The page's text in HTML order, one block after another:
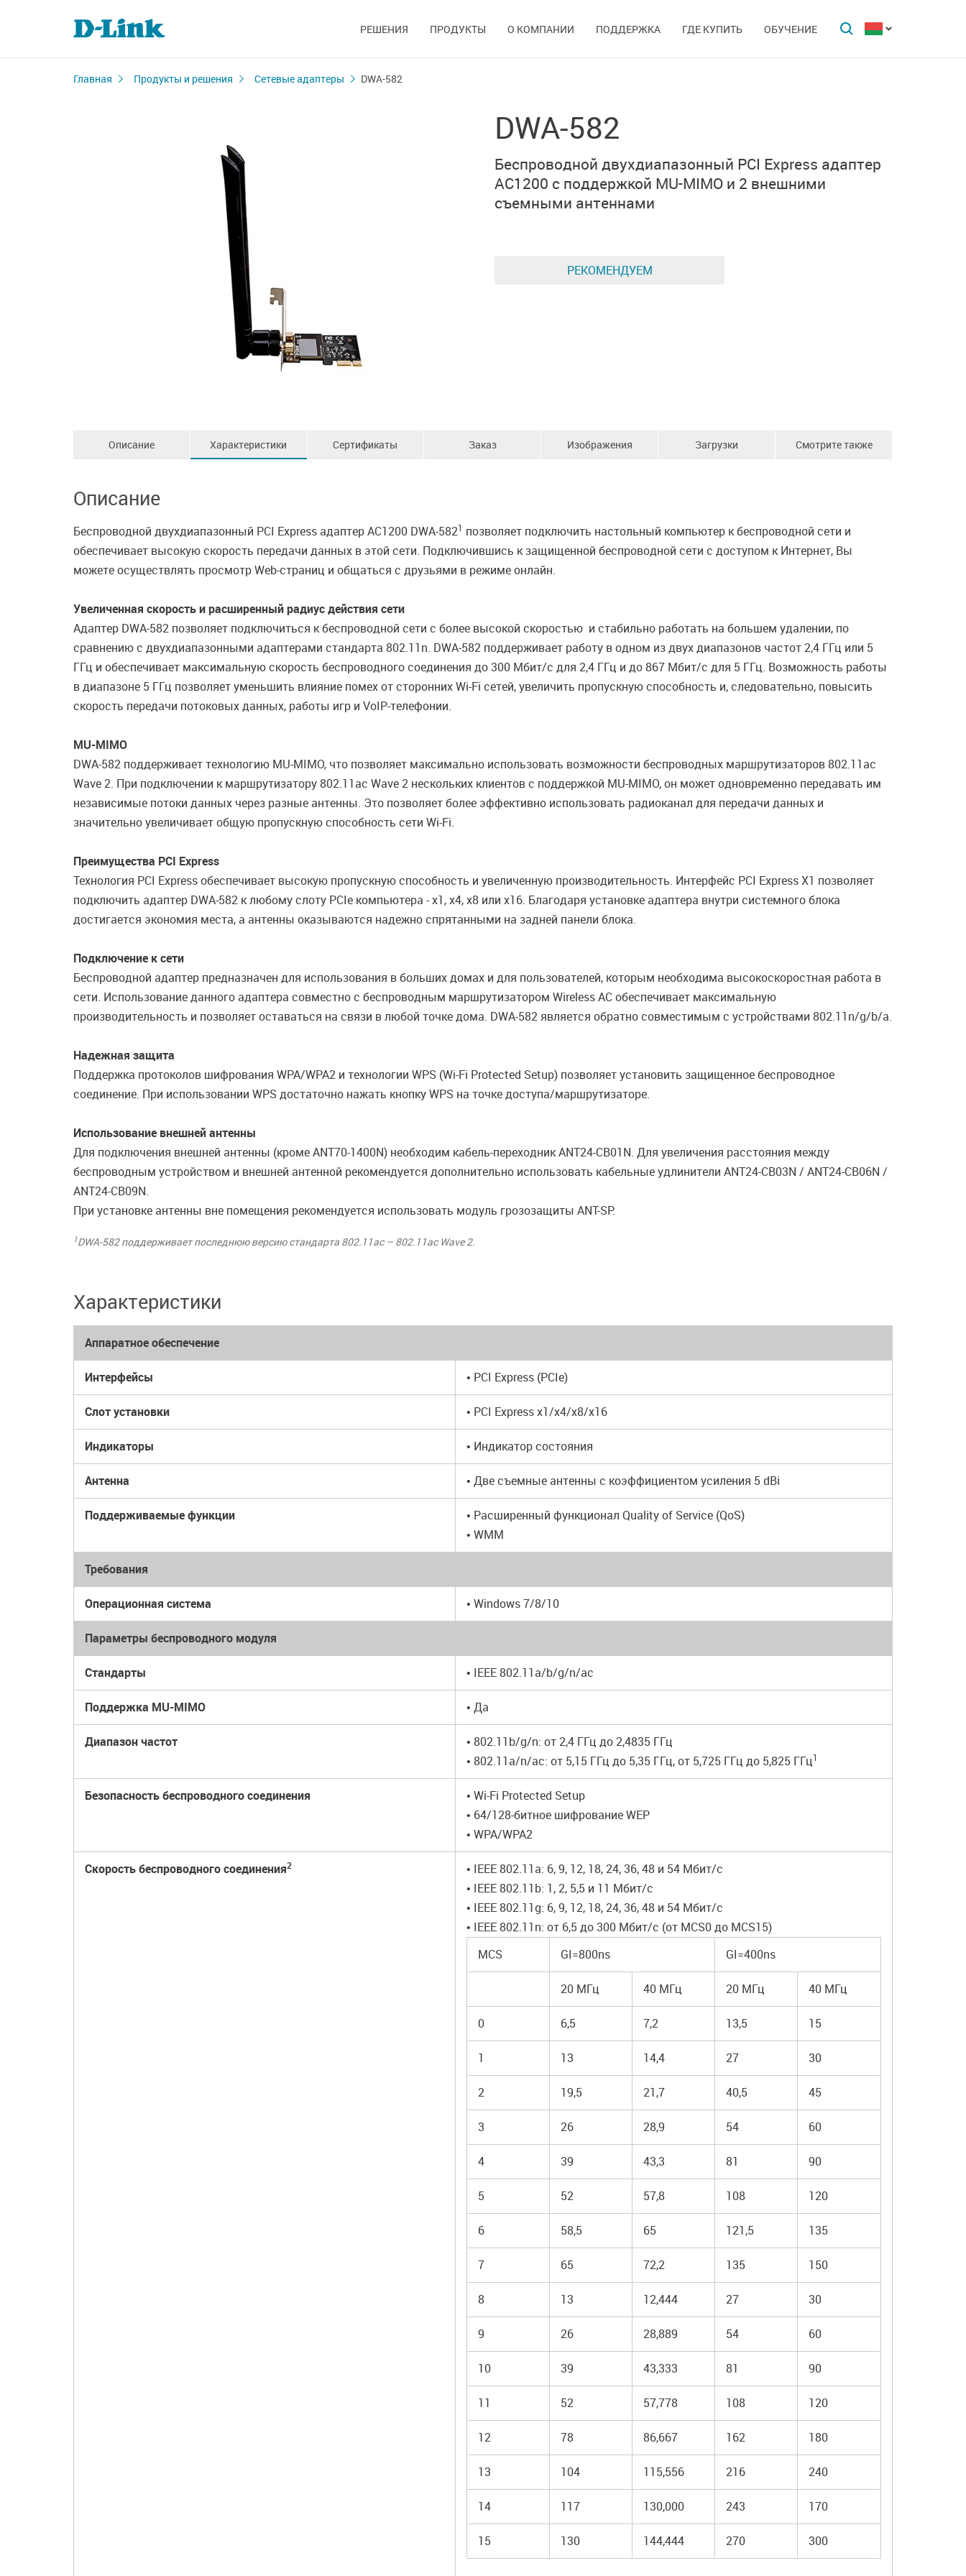
РЕШЕНИЯ ПРОДУКТЫ О КОМПАНИИ ПОДДЕРЖКА ГДЕ КУПИТЬ ОБУЧЕНИЕ
Главная Продукты и решения Сетевые адаптеры DWA-582
DWA-582
Беспроводной двухдиапазонный PCI Express адаптер
AC1200 с поддержкой MU-MIMO и 2 внешними
съемными антеннами
РЕКОМЕНДУЕМ
Описание Характеристики Сертификаты Заказ Изображения Загрузки Смотрите также
Описание
Беспроводной двухдиапазонный PCI Express адаптер AC1200 DWA-5821 позволяет подключить настольный компьютер к беспроводной сети и
обеспечивает высокую скорость передачи данных в этой сети. Подключившись к защищенной беспроводной сети с доступом к Интернет, Вы
можете осуществлять просмотр Web-страниц и общаться с друзьями в режиме онлайн.
Увеличенная скорость и расширенный радиус действия сети
Адаптер DWA-582 позволяет подключиться к беспроводной сети с более высокой скоростью и стабильно работать на большем удалении, по
сравнению с двухдиапазонными адаптерами стандарта 802.11n. DWA-582 поддерживает работу в одном из двух диапазонов частот 2,4 ГГц или 5
ГГц и обеспечивает максимальную скорость беспроводного соединения до 300 Мбит/с для 2,4 ГГц и до 867 Мбит/с для 5 ГГц. Возможность работы
в диапазоне 5 ГГц позволяет уменьшить влияние помех от сторонних Wi-Fi сетей, увеличить пропускную способность и, следовательно, повысить
скорость передачи потоковых данных, работы игр и VoIP-телефонии.
MU-MIMO
DWA-582 поддерживает технологию MU-MIMO, что позволяет максимально использовать возможности беспроводных маршрутизаторов 802.11ac
Wave 2. При подключении к маршрутизатору 802.11ac Wave 2 нескольких клиентов с поддержкой MU-MIMO, он может одновременно передавать им
независимые потоки данных через разные антенны. Это позволяет более эффективно использовать радиоканал для передачи данных и
значительно увеличивает общую пропускную способность сети Wi-Fi.
Преимущества PCI Express
Технология PCI Express обеспечивает высокую пропускную способность и увеличенную производительность. Интерфейс PCI Express X1 позволяет
подключить адаптер DWA-582 к любому слоту PCIe компьютера - x1, x4, x8 или x16. Благодаря установке адаптера внутри системного блока
достигается экономия места, а антенны оказываются надежно спрятанными на задней панели блока.
Подключение к сети
Беспроводной адаптер предназначен для использования в больших домах и для пользователей, которым необходима высокоскоростная работа в
сети. Использование данного адаптера совместно с беспроводным маршрутизатором Wireless AC обеспечивает максимальную
производительность и позволяет оставаться на связи в любой точке дома. DWA-582 является обратно совместимым с устройствами 802.11n/g/b/a.
Надежная защита
Поддержка протоколов шифрования WPA/WPA2 и технологии WPS (Wi-Fi Protected Setup) позволяет установить защищенное беспроводное
соединение. При использовании WPS достаточно нажать кнопку WPS на точке доступа/маршрутизаторе.
Использование внешней антенны
Для подключения внешней антенны (кроме ANT70-1400N) необходим кабель-переходник ANT24-CB01N. Для увеличения расстояния между
беспроводным устройством и внешней антенной рекомендуется дополнительно использовать кабельные удлинители ANT24-CB03N / ANT24-CB06N /
ANT24-CB09N.
При установке антенны вне помещения рекомендуется использовать модуль грозозащиты ANT-SP.
1DWA-582 поддерживает последнюю версию стандарта 802.11ac – 802.11ac Wave 2.
Характеристики
Аппаратное обеспечение
Интерфейсы • PCI Express (PCIe)
Слот установки • PCI Express x1/x4/x8/x16
Индикаторы • Индикатор состояния
Антенна • Две съемные антенны с коэффициентом усиления 5 dBi
Поддерживаемые функции
• Расширенный функционал Quality of Service (QoS)
• WMM
Требования
Операционная система • Windows 7/8/10
Параметры беспроводного модуля
Стандарты • IEEE 802.11a/b/g/n/ac
Поддержка MU-MIMO • Да
Диапазон частот
• 802.11b/g/n: от 2,4 ГГц до 2,4835 ГГц
• 802.11a/n/ac: от 5,15 ГГц до 5,35 ГГц, от 5,725 ГГц до 5,825 ГГц1
Безопасность беспроводного соединения
• Wi-Fi Protected Setup
• 64/128-битное шифрование WEP
• WPA/WPA2
Скорость беспроводного соединения2
• IEEE 802.11a: 6, 9, 12, 18, 24, 36, 48 и 54 Мбит/с
• IEEE 802.11b: 1, 2, 5,5 и 11 Мбит/с
• IEEE 802.11g: 6, 9, 12, 18, 24, 36, 48 и 54 Мбит/с
• IEEE 802.11n: от 6,5 до 300 Мбит/с (от MCS0 до MCS15)
MCS
GI=800ns GI=400ns
20 МГц 40 МГц 20 МГц 40 МГц
0 6,5 7,2 13,5 15
1 13 14,4 27 30
2 19,5 21,7 40,5 45
3 26 28,9 54 60
4 39 43,3 81 90
5 52 57,8 108 120
6 58,5 65 121,5 135
7 65 72,2 135 150
8 13 12,444 27 30
9 26 28,889 54 60
10 39 43,333 81 90
11 52 57,778 108 120
12 78 86,667 162 180
13 104 115,556 216 240
14 117 130,000 243 170
15 130 144,444 270 300